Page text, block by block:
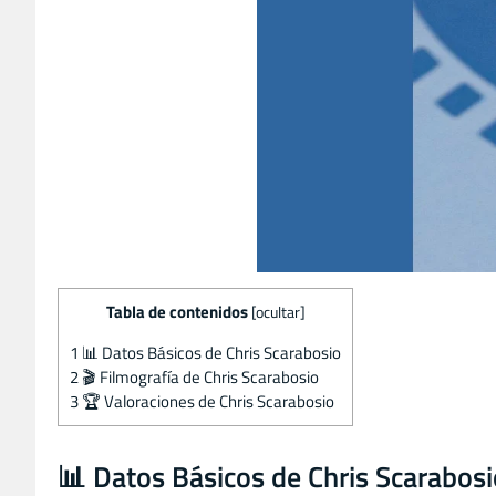
Tabla de contenidos [ocultar]
1 📊 Datos Básicos de Chris Scarabosio
2🎬 Filmografía de Chris Scarabosio
3🏆 Valoraciones de Chris Scarabosio
📊 Datos Básicos de Chris